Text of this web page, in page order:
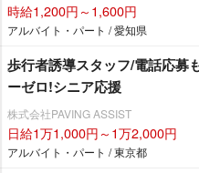
時給1,200円～1,600円
アルバイト・パート / 愛知県
歩行者誘導スタッフ/電話応募
ーゼロ!シニア応援
株式会社PAVING ASSIST
日給1万1,000円～1万2,000円
アルバイト・パート / 東京都